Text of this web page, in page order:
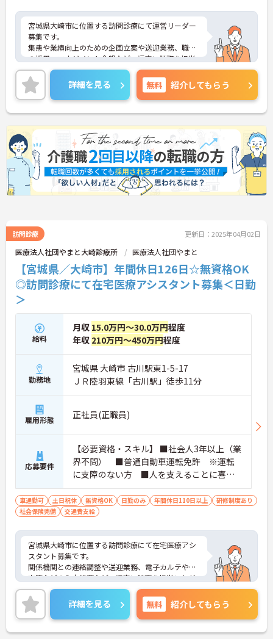
宮城県大崎市に位置する訪問診療にて運営リーダー
募集です。
集患や業績向上のための企画立案や送迎業務、職員
の採用、マネジメント全般など、幅広い業務を担当
いただくため、様々なスキルが身に着く職場です。
土日祝固定休み・年間休日126日とお休み多めでし
っかりとリフレッシュができます。
ご興味のある方には、面接対策ポイントなど、さら
に詳細をお話いたしますので、お気軽にご相談くだ
さい。
詳細を見る 無料 紹介してもらう
訪問診療 更新日：2025年04月02日
医療法人社団やまと大崎診療所 医療法人社団やまと
【宮城県／大崎市】年間休日126日☆無資格OK
◎訪問診療にて在宅医療アシスタント募集＜日勤
＞
給料
月収 15.0万円～30.0万円程度
年収 210万円～450万円程度
勤務地
宮城県 大崎市 古川駅東1-5-17
ＪＲ陸羽東線「古川駅」徒歩11分
雇用形態 正社員(正職員)
応募要件
【必要資格・スキル】 ■社会人3年以上（業
界不問） ■普通自動車運転免許 ※運転
に支障のない方 ■人を支えることに喜び
を感じられる方 ■介護資格の無い方 可
車通勤可 土日祝休 無資格OK 日勤のみ 年間休日110日以上
研修制度あり
社会保険完備
交通費支給
宮城県大崎市に位置する訪問診療にて在宅医療アシ
スタント募集です。
関係機関との連絡調整や送迎業務、電子カルテや処
方箋などの入力業務など、幅広い業務を担当いただ
くため、様々なスキルが身に着く職場です。
土日祝固定休み・年間休日126日とお休み多めでし
っかりとリフレッシュができます。
ご興味のある方には、面接対策ポイントなど、さら
に詳細をお話いたしますので、お気軽にご相談くだ
詳細を見る 無料 紹介してもらう